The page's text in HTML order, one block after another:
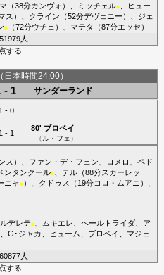
（38分カンヴォ ）、 ミッチェル■、
ヒュー
ス ）、 クライン （52分デヴェニー ）、 ジェ
■（72分ウチェ ）、 マテタ （87分エッセ ）
人
する
本時間24:00）
- 1 サンダーランド
1 - 0
1 - 1
80' ブロベイ
（ル・フェ ）
ス ）、 ファン・デ・フェン ロメロ
ペド
ンタンクール■、 テル（88分スカーレッ
ニャ ■）、 クドゥス （19分コロ・ムアニ ）、
デレテ■、 ムキエレ ヘールトライダ、 ア
、 G･ジャカ ヒューム ブロベイ
マジェ
人
する